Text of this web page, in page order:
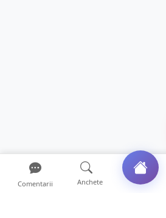
Comentarii Anchete